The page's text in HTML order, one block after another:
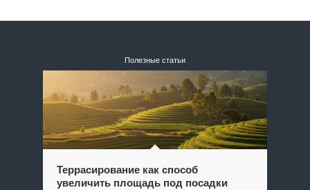
Полезные статьи
Террасирование как способ
увеличить площадь под посадки